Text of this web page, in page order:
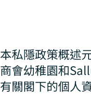
本私隱政策概述
商會幼稚園和
有關閣下的個人